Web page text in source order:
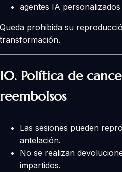
agentes IA personalizados
Queda prohibida su
transformación.
10. Política de
reembolsos
Las sesiones pueden
antelación.
No se realizan
impartidos.